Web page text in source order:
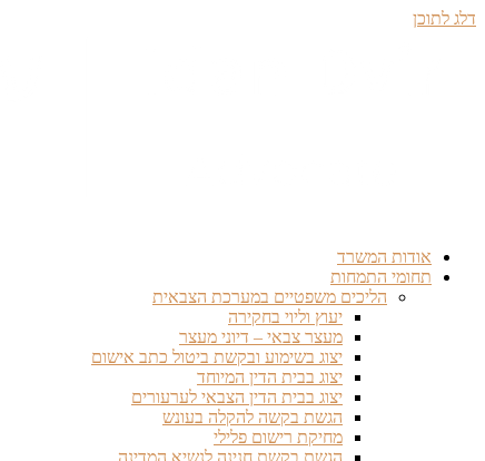
דלג לתוכן
אודות המשרד
תחומי התמחות
הליכים משפטיים במערכת הצבאית
יעוץ וליוי בחקירה
מעצר צבאי – דיוני מעצר
יצוג בשימוע ובקשת ביטול כתב אישום
יצוג בבית הדין המיוחד
יצוג בבית הדין הצבאי לערעורים
הגשת בקשה להקלה בעונש
מחיקת רישום פלילי
הגשת בקשת חנינה לנשיא המדינה